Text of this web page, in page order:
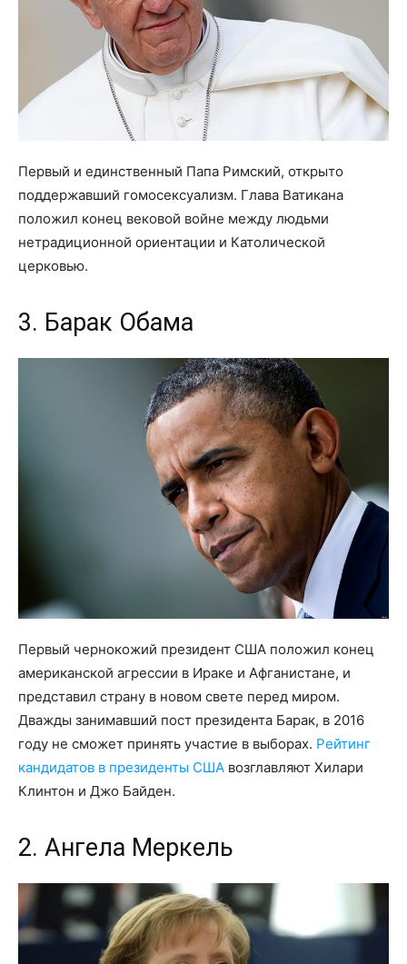
Первый и единственный Папа Римский, открыто
поддержавший гомосексуализм. Глава Ватикана
положил конец вековой войне между людьми
нетрадиционной ориентации и Католической
церковью.
3. Барак Обама
Первый чернокожий президент США положил конец
американской агрессии в Ираке и Афганистане, и
представил страну в новом свете перед миром.
Дважды занимавший пост президента Барак, в 2016
году не сможет принять участие в выборах. Рейтинг
кандидатов в президенты США возглавляют Хилари
Клинтон и Джо Байден.
2. Ангела Меркель